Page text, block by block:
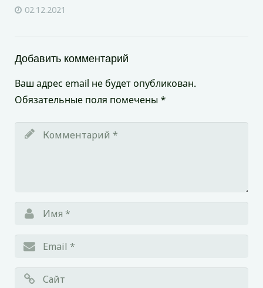
02.12.2021
Добавить комментарий
Ваш адрес email не будет опубликован.
Обязательные поля помечены *